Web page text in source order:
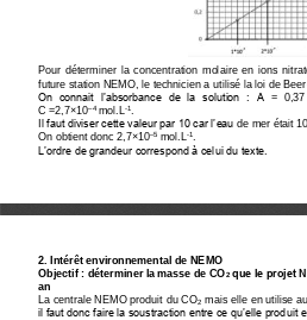
Pour  déterminer  la  concentration  molaire  en  ions
future station NEMO, le technicien a utilisé la loi de Beer
On  connait  l’absorbance  de  la  solution  :  A
= 0,37
C =2 ,7×10–4 mol.L -1.
Il faut diviser cette valeur par 10 car l’eau de mer était
On obtient donc 2 ,7×10–5 mol.L -1.
L’ordre de grandeur correspond à celui du texte.
2. Intérêt environnemental de NEMO
Objectif : déterminer la masse de CO2 que le projet
an
La centrale NEMO produit du CO2 mais elle en utilise
il faut donc faire la soustraction entre ce qu’elle produit